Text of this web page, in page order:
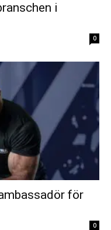
i
0
för
0